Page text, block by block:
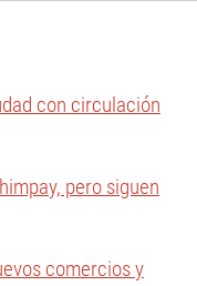
con circulación
pero siguen
comercios y